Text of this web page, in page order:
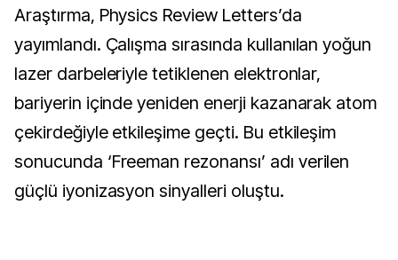
Araştırma, Physics Review Letters’da
yayımlandı. Çalışma sırasında kullanılan yoğun
lazer darbeleriyle tetiklenen elektronlar,
bariyerin içinde yeniden enerji kazanarak atom
çekirdeğiyle etkileşime geçti. Bu etkileşim
sonucunda ‘Freeman rezonansı’ adı verilen
güçlü iyonizasyon sinyalleri oluştu.